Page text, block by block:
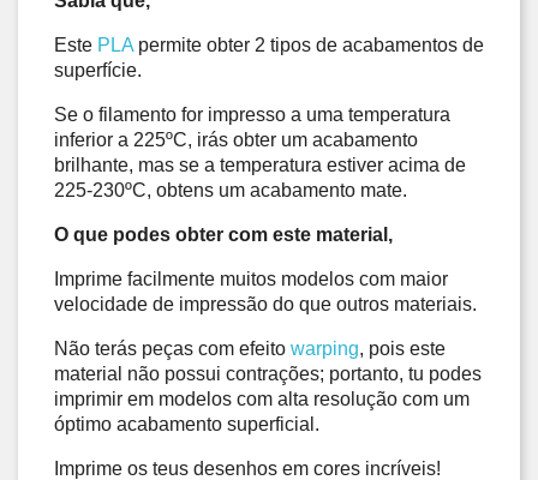
Este PLA permite obter 2 tipos de acabamentos de
superfície.
Se o filamento for impresso a uma temperatura
inferior a 225ºC, irás obter um acabamento
brilhante, mas se a temperatura estiver acima de
225-230ºC, obtens um acabamento mate.
O que podes obter com este material,
Imprime facilmente muitos modelos com maior
velocidade de impressão do que outros materiais.
Não terás peças com efeito warping, pois este
material não possui contrações; portanto, tu podes
imprimir em modelos com alta resolução com um
óptimo acabamento superficial.
Imprime os teus desenhos em cores incríveis!